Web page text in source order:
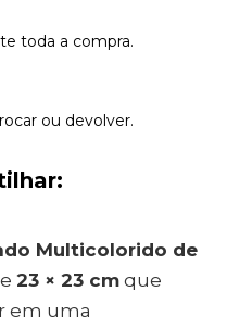
toda a compra.
ou devolver.
Multicolorido de
23 × 23 cm que
em uma